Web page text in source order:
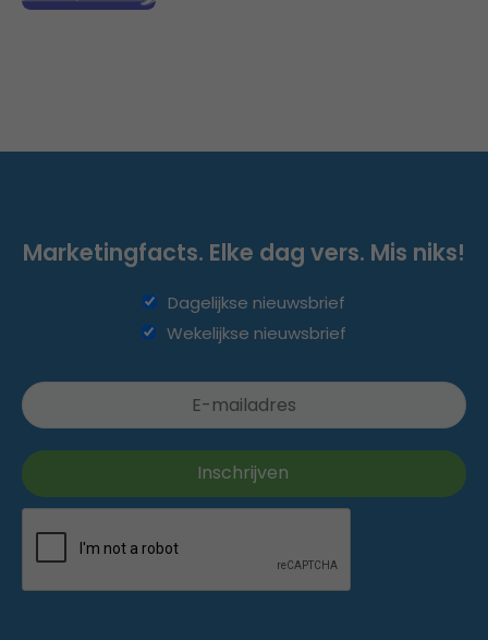
Marketingfacts. Elke dag vers. Mis niks!
Dagelijkse nieuwsbrief
Wekelijkse nieuwsbrief